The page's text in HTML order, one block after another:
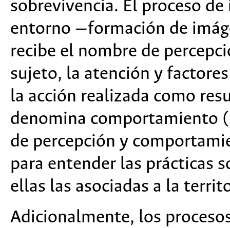
sobrevivencia. El proceso
entorno —formación de
recibe el nombre de
sujeto, la atención y
la acción realizada como
denomina comportamiento
de percepción y
para entender las prácticas
ellas las asociadas a la
Adicionalmente, los